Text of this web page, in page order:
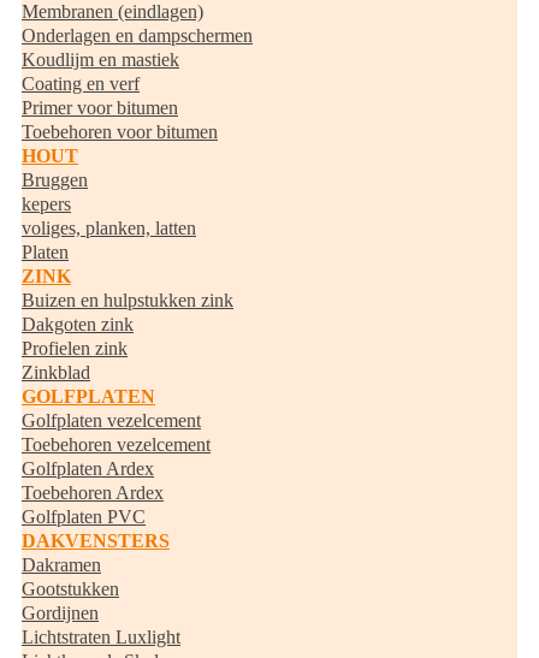
Membranen (eindlagen)
Onderlagen en dampschermen
Koudlijm en mastiek
Coating en verf
Primer voor bitumen
Toebehoren voor bitumen
HOUT
Bruggen
kepers
voliges, planken, latten
Platen
ZINK
Buizen en hulpstukken zink
Dakgoten zink
Profielen zink
Zinkblad
GOLFPLATEN
Golfplaten vezelcement
Toebehoren vezelcement
Golfplaten Ardex
Toebehoren Ardex
Golfplaten PVC
DAKVENSTERS
Dakramen
Gootstukken
Gordijnen
Lichtstraten Luxlight